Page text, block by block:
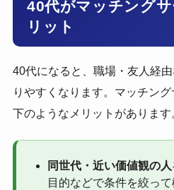
40代がマッチング
リット
40代になると、職場・友人経
りやすくなります。マッチン
下のようなメリットがあります
同世代・近い価値観の
目的などで条件を絞っ